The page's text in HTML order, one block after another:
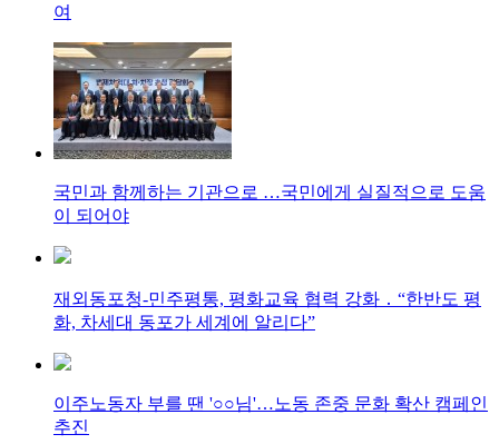
여
국민과 함께하는 기관으로 …국민에게 실질적으로 도움
이 되어야
재외동포청-민주평통, 평화교육 협력 강화 ․ “한반도 평
화, 차세대 동포가 세계에 알리다”
이주노동자 부를 땐 '○○님'…노동 존중 문화 확산 캠페인
추진